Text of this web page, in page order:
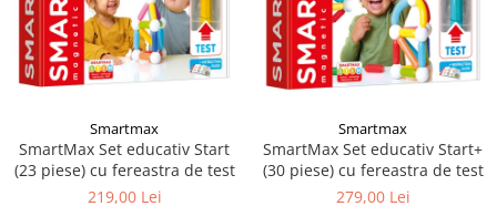
Smartmax
SmartMax Set educativ Start
(23 piese) cu fereastra de test
219,00 Lei
Smartmax
SmartMax Set educativ Start+
(30 piese) cu fereastra de test
279,00 Lei